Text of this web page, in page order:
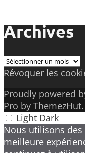
Archives
Archives
Révoquer les
Proudly powered
Pro by ThemezHut.
Light Dark
Nous utilisons
meilleure